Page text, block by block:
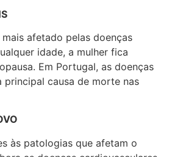
afetado pelas doenças
idade, a mulher fica
Em Portugal, as doenças
principal causa de morte nas
às patologias que afetam o